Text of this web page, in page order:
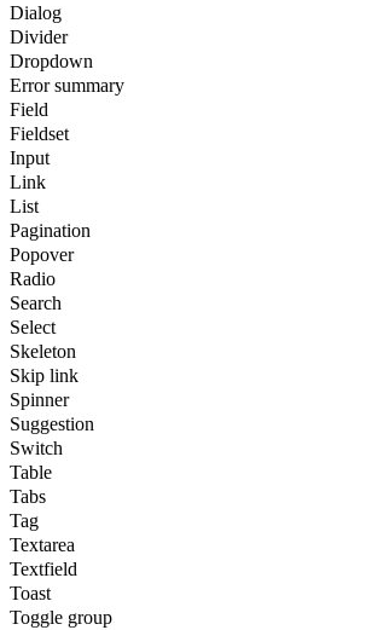
Dialog
Divider
Dropdown
Error summary
Field
Fieldset
Input
Link
List
Pagination
Popover
Radio
Search
Select
Skeleton
Skip link
Spinner
Suggestion
Switch
Table
Tabs
Tag
Textarea
Textfield
Toast
Toggle group